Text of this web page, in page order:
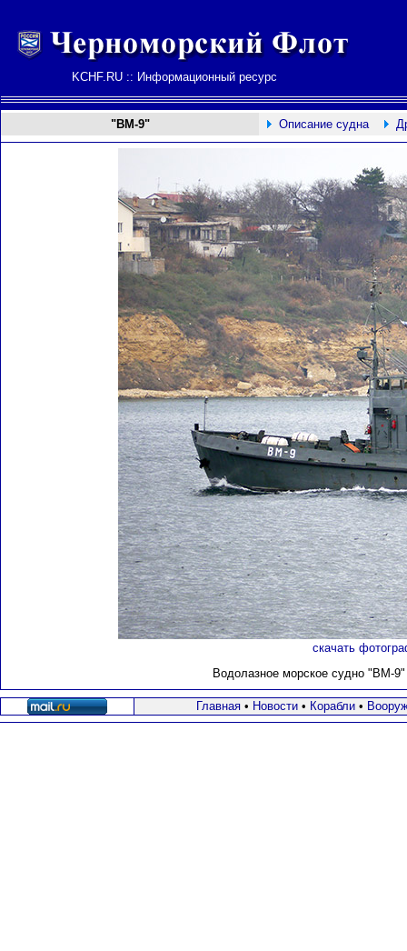
KCHF.RU :: Информационный ресурс
"ВМ-9" Описание судна
скачать
Водолазное морское судно "ВМ-
Главная• Новости• Корабли•